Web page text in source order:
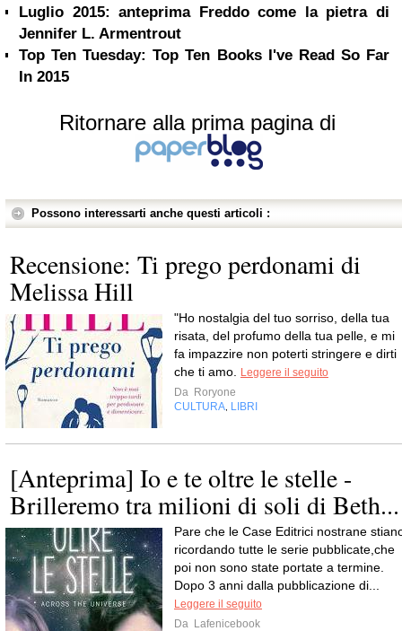
Luglio 2015: anteprima Freddo come la pietra di
Jennifer L. Armentrout
Top Ten Tuesday: Top Ten Books I've Read So Far
In 2015
Ritornare alla prima pagina di
Possono interessarti anche questi articoli :
Recensione: Ti prego perdonami di
Melissa Hill
"Ho nostalgia del tuo sorriso, della tua
risata, del profumo della tua pelle, e mi
fa impazzire non poterti stringere e dirti
che ti amo.
Leggere il seguito
Da Roryone
CULTURA LIBRI
[Anteprima] Io e te oltre le stelle -
Brilleremo tra milioni di soli di Beth...
Pare che le Case Editrici nostrane
ricordando tutte le serie pubblicate,che
poi non sono state portate a termine.
Dopo 3 anni dalla pubblicazione di...
Leggere il seguito
Da Lafenicebook